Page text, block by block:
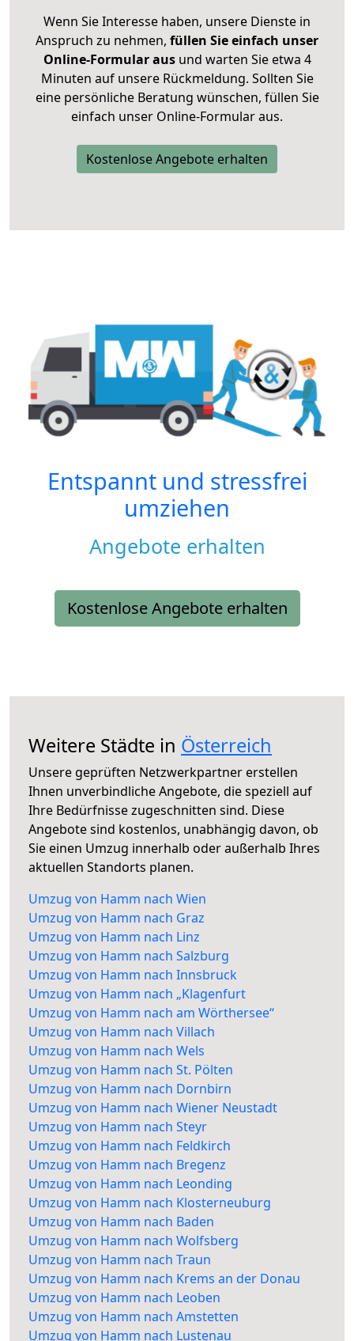
Wenn Sie Interesse haben, unsere Dienste in
Anspruch zu nehmen, füllen Sie einfach unser
Online-Formular ausund warten Sie etwa 4
Minuten auf unsere Rückmeldung. Sollten Sie
eine persönliche Beratung wünschen, füllen Sie
einfach unser Online-Formular aus.
Kostenlose Angebote erhalten
Entspannt und stressfrei
umziehen
Angebote erhalten
Kostenlose Angebote erhalten
Weitere Städte in Österreich
Unsere geprüften Netzwerkpartner erstellen
Ihnen unverbindliche Angebote, die speziell auf
Ihre Bedürfnisse zugeschnitten sind. Diese
Angebote sind kostenlos, unabhängig davon, ob
Sie einen Umzug innerhalb oder außerhalb Ihres
aktuellen Standorts planen.
Umzug von Hamm nach Wien
Umzug von Hamm nach Graz
Umzug von Hamm nach Linz
Umzug von Hamm nach Salzburg
Umzug von Hamm nach Innsbruck
Umzug von Hamm nach „Klagenfurt
Umzug von Hamm nach am Wörthersee“
Umzug von Hamm nach Villach
Umzug von Hamm nach Wels
Umzug von Hamm nach St. Pölten
Umzug von Hamm nach Dornbirn
Umzug von Hamm nach Wiener Neustadt
Umzug von Hamm nach Steyr
Umzug von Hamm nach Feldkirch
Umzug von Hamm nach Bregenz
Umzug von Hamm nach Leonding
Umzug von Hamm nach Klosterneuburg
Umzug von Hamm nach Baden
Umzug von Hamm nach Wolfsberg
Umzug von Hamm nach Traun
Umzug von Hamm nach Krems an der Donau
Umzug von Hamm nach Leoben
Umzug von Hamm nach Amstetten
Umzug von Hamm nach Lustenau